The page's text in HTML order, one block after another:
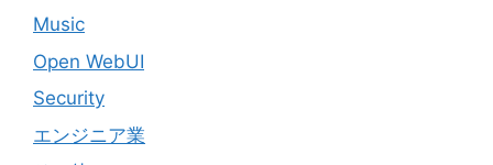
Music
Open WebUI
Security
エンジニア業